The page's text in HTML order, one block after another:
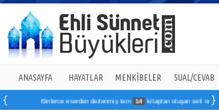
ANASAYFA HAYATLAR MENKÎBELER SUAL/CEVAB
Binlerce eserden derlenmiş tam 14 kitaptan oluşan seti online